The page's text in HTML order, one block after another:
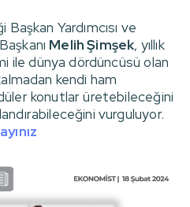
Yardımcısı ve
Melih Şimşek, yıllık
ile dünya dördüncüsü olan
kendi ham
konutlar üretebileceğini
vurguluyor.